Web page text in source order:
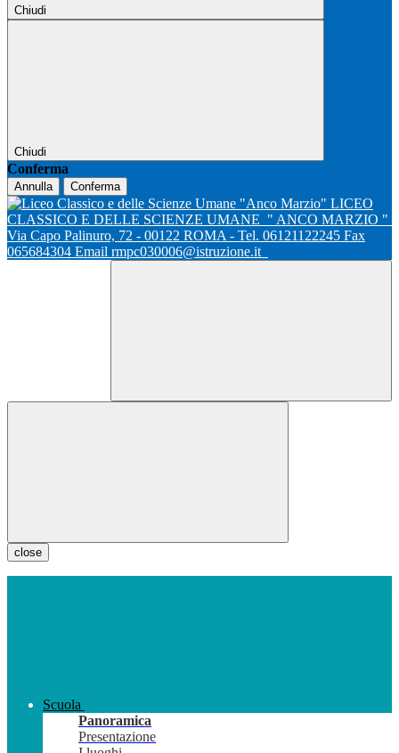
Chiudi
Chiudi
Conferma
Annulla Conferma
LICEO
CLASSICO E DELLE SCIENZE UMANE " ANCO MARZIO "
Via Capo Palinuro, 72 - 00122 ROMA - Tel. 06121122245 Fax
065684304 Email rmpc030006@istruzione.it
close
Scuola
Panoramica
Presentazione